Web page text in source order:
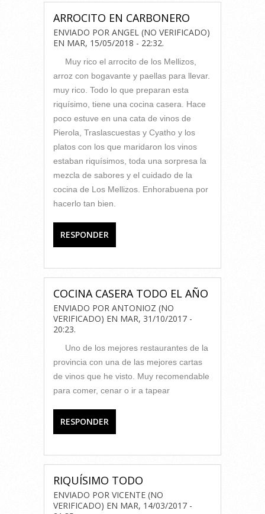
ARROCITO EN CARBONERO
ENVIADO POR ANGEL (NO VERIFICADO)
EN MAR, 15/05/2018 - 22:32.
Muy rico el arrocito de los Mellizos,
arroz con bogavante y paellas para llevar.
muy rico. Todo lo que preparan esta
riquísimo, tiene una cocina casera. Hace
poco estuve en una cata de vinos de
Pierola, Traslascuestas y Cyatho y los
platos con los que maridaron los vinos
estaban riquísimos, toda una sorpresa la
mezcla de sabores y el cuidado de la
cocina de Los Mellizos. Enhorabuena por
hacerlo tan bien.
RESPONDER
COCINA CASERA TODO EL AÑO
ENVIADO POR ANTONIOZ (NO
VERIFICADO) EN MAR, 31/10/2017 -
20:23.
Uno de los mejores restaurantes de la
provincia con una de las mejores cartas
de vinos que he visto. Muy recomendable
para comer, cenar o ir a tapear
RESPONDER
RIQUÍSIMO TODO
ENVIADO POR VICENTE (NO
VERIFICADO) EN MAR, 14/03/2017 -